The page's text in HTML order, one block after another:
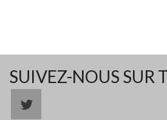
SUIVEZ-NOUS SUR